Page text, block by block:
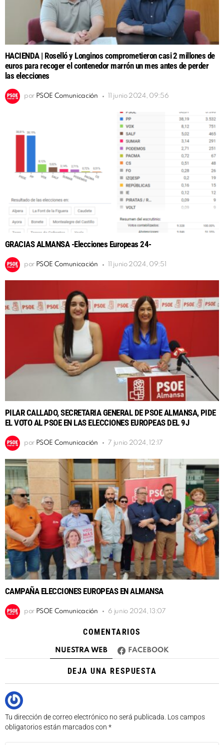
HACIENDA | Roselló y Longinos comprometieron casi 2 millones de
euros para recoger el contenedor marrón un mes antes de perder
las elecciones
por PSOE Comunicación 11 junio 2024, 09:56
GRACIAS ALMANSA -Elecciones Europeas 24-
por PSOE Comunicación 11 junio 2024, 09:51
PILAR CALLADO, SECRETARIA GENERAL DE PSOE ALMANSA, PIDE
EL VOTO AL PSOE EN LAS ELECCIONES EUROPEAS DEL 9J
por PSOE Comunicación 7 junio 2024, 12:17
CAMPAÑA ELECCIONES EUROPEAS EN ALMANSA
por PSOE Comunicación 6 junio 2024, 13:07
COMENTARIOS
NUESTRA WEB FACEBOOK
DEJA UNA RESPUESTA
Tu dirección de correo electrónico no será publicada. Los campos
obligatorios están marcados con *